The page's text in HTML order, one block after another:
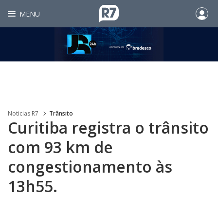
MENU
Noticias R7 Trânsito
Curitiba registra o trânsito
com 93 km de
congestionamento às
13h55.